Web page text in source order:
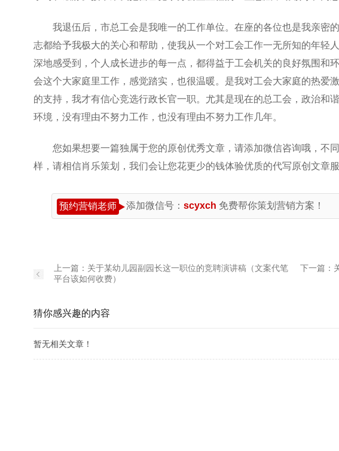
我退伍后，市总工会是我唯一的工作单位。在座的各位也是我亲密
志都给予我极大的关心和帮助，使我从一个对工会工作一无所知的年轻
深地感受到，个人成长进步的每一点，都得益于工会机关的良好氛围和
会这个大家庭里工作，感觉踏实，也很温暖。是我对工会大家庭的热爱
的支持，我才有信心竞选行政长官一职。尤其是现在的总工会，政治和
环境，没有理由不努力工作，也没有理由不努力工作几年。
您如果想要一篇独属于您的原创优秀文章，请添加微信咨询哦，不
样，请相信肖乐策划，我们会让您花更少的钱体验优质的代写原创文章服
预约营销老师 添加微信号： scyxch 免费帮你策划营销方案！
上一篇： 关于某幼儿园副园长这一职位的竞聘演讲稿（文案代笔
平台该如何收费）
下一篇：
猜你感兴趣的内容
暂无相关文章！